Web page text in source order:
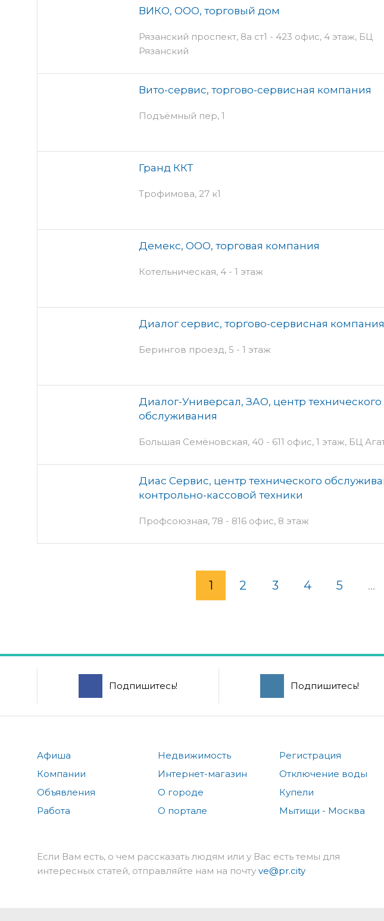
ВИКО, ООО, торговый дом
Рязанский проспект, 8а ст1 - 423 офис, 4 этаж, БЦ
Рязанский
Вито-сервис, торгово-сервисная компания
Подъёмный пер, 1
Гранд ККТ
Трофимова, 27 к1
Демекс, ООО, торговая компания
Котельническая, 4 - 1 этаж
Диалог сервис, торгово-сервисная компания
Берингов проезд, 5 - 1 этаж
Диалог-Универсал, ЗАО, центр технического
обслуживания
Большая Семёновская, 40 - 611 офис, 1 этаж, БЦ
Диас Сервис, центр технического
контрольно-кассовой техники
Профсоюзная, 78 - 816 офис, 8 этаж
1 2 3 4 5 ...
Подпишитесь! Подпишитесь!
Афиша
Компании
Объявления
Работа
Недвижимость
Интернет-магазин
О городе
О портале
Регистрация
Отключение воды
Купели
Мытищи - Москва
Если Вам есть, о чем рассказать людям или у Вас есть темы для
интересных статей, отправляйте нам на почту ve@pr.city